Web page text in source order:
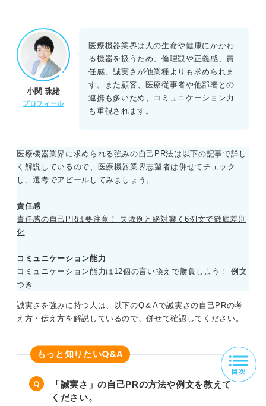
小関 珠緒
プロフィール
医療機器業界は人の生命や健康にかかわ
る機器を扱うため、倫理観や正義感、責
任感、誠実さが他業種よりも求められま
す。また顧客、医療従事者や他部署との
連携も多いため、コミュニケーション力
も重視されます。
医療機器業界に求められる強みの自己PR法は以下の記事で詳し
く解説しているので、医療機器業界志望者は併せてチェック
し、選考でアピールしてみましょう。
責任感
責任感の自己PRは要注意！ 失敗例と絶対響く6例文で徹底差別
化
コミュニケーション能力
コミュニケーション能力は12個の言い換えで勝負しよう！ 例文
つき
誠実さを強みに持つ人は、以下のQ＆Aで誠実さの自己PRの考
え方・伝え方を解説しているので、併せて確認してください。
もっと知りたいQ&A
「誠実さ」の自己PRの方法や例文を教えて
ください。